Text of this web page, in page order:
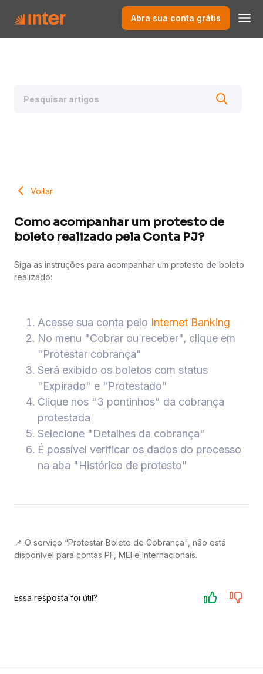
Abra sua conta grátis
Voltar
Como acompanhar um protesto de
boleto realizado pela Conta PJ?
Siga as instruções para acompanhar um protesto de boleto
realizado:
Acesse sua conta pelo Internet Banking
No menu "Cobrar ou receber", clique em
"Protestar cobrança"
Será exibido os boletos com status
"Expirado" e "Protestado"
Clique nos "3 pontinhos" da cobrança
protestada
Selecione "Detalhes da cobrança"
É possível verificar os dados do processo
na aba "Histórico de protesto"
📌 O serviço “Protestar Boleto de Cobrança", não está
disponível para contas PF, MEI e Internacionais.
Essa resposta foi útil?